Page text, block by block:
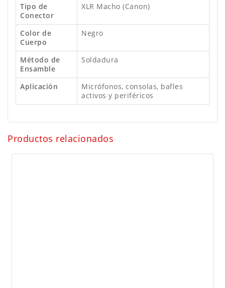
Tipo de
Conector
XLR Macho (Canon)
Color de
Cuerpo
Negro
Método de
Ensamble
Soldadura
Aplicación
Micrófonos, consolas, bafles
activos y periféricos
Productos relacionados